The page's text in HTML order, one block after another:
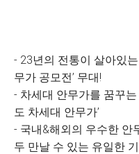
- 23년의 전통이 살아있
무가 공모전’ 무대!
- 차세대 안무가를 꿈꾸
도 차세대 안무가’
- 국내&해외의 우수한 안
두 만날 수 있는 유일한